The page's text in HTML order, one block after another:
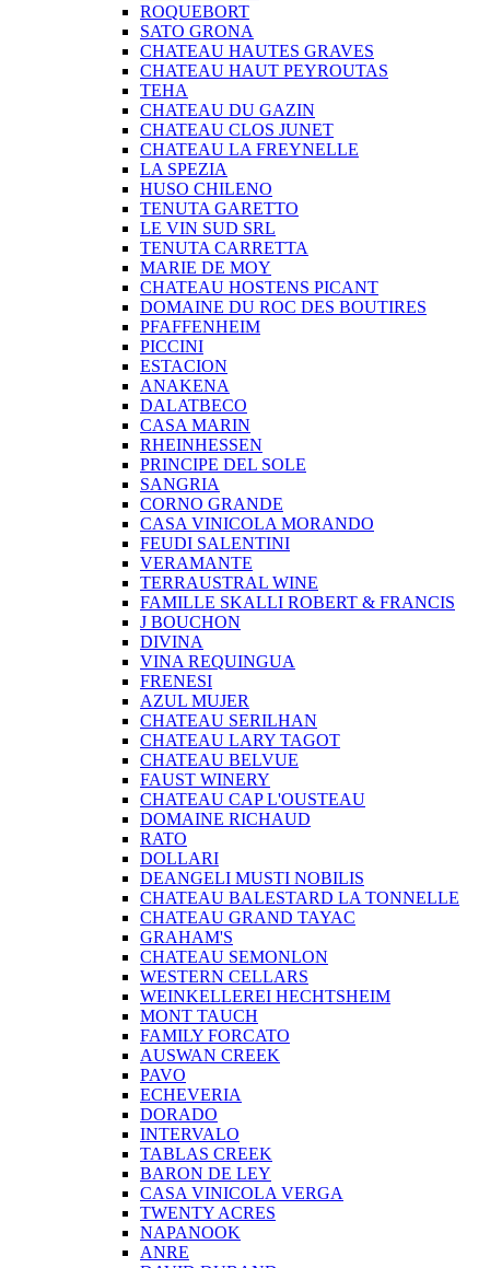
ROQUEBORT
SATO GRONA
CHATEAU HAUTES GRAVES
CHATEAU HAUT PEYROUTAS
TEHA
CHATEAU DU GAZIN
CHATEAU CLOS JUNET
CHATEAU LA FREYNELLE
LA SPEZIA
HUSO CHILENO
TENUTA GARETTO
LE VIN SUD SRL
TENUTA CARRETTA
MARIE DE MOY
CHATEAU HOSTENS PICANT
DOMAINE DU ROC DES BOUTIRES
PFAFFENHEIM
PICCINI
ESTACION
ANAKENA
DALATBECO
CASA MARIN
RHEINHESSEN
PRINCIPE DEL SOLE
SANGRIA
CORNO GRANDE
CASA VINICOLA MORANDO
FEUDI SALENTINI
VERAMANTE
TERRAUSTRAL WINE
FAMILLE SKALLI ROBERT & FRANCIS
J BOUCHON
DIVINA
VINA REQUINGUA
FRENESI
AZUL MUJER
CHATEAU SERILHAN
CHATEAU LARY TAGOT
CHATEAU BELVUE
FAUST WINERY
CHATEAU CAP L'OUSTEAU
DOMAINE RICHAUD
RATO
DOLLARI
DEANGELI MUSTI NOBILIS
CHATEAU BALESTARD LA TONNELLE
CHATEAU GRAND TAYAC
GRAHAM'S
CHATEAU SEMONLON
WESTERN CELLARS
WEINKELLEREI HECHTSHEIM
MONT TAUCH
FAMILY FORCATO
AUSWAN CREEK
PAVO
ECHEVERIA
DORADO
INTERVALO
TABLAS CREEK
BARON DE LEY
CASA VINICOLA VERGA
TWENTY ACRES
NAPANOOK
ANRE